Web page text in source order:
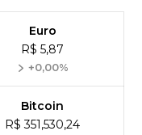
Euro
R$ 5,87
+0,00%
Bitcoin
R$ 351,530,24